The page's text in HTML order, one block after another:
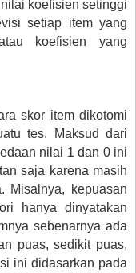
koefisien setinggi
setiap item yang
koefisien yang
skor item dikotomi
tes. Maksud dari
nilai 1 dan 0 ini
saja karena masih
Misalnya, kepuasan
hanya dinyatakan
sebenarnya ada
puas, sedikit puas,
ini didasarkan pada